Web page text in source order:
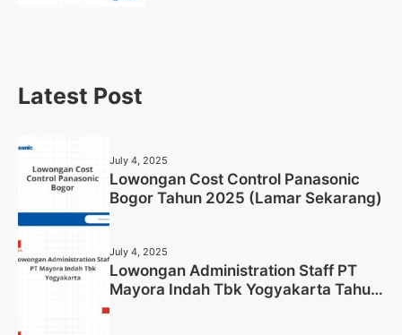
Latest Post
July 4, 2025
Lowongan Cost Control Panasonic
Bogor Tahun 2025 (Lamar Sekarang)
July 4, 2025
Lowongan Administration Staff PT
Mayora Indah Tbk Yogyakarta Tahun